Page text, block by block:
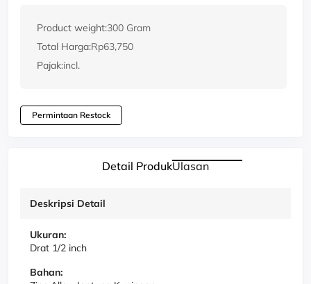
Product weight:300 Gram
Total Harga:Rp63,750
Pajak:incl.
Permintaan Restock
Detail ProdukUlasan
Deskripsi Detail
Ukuran:
Drat 1/2 inch
Bahan: